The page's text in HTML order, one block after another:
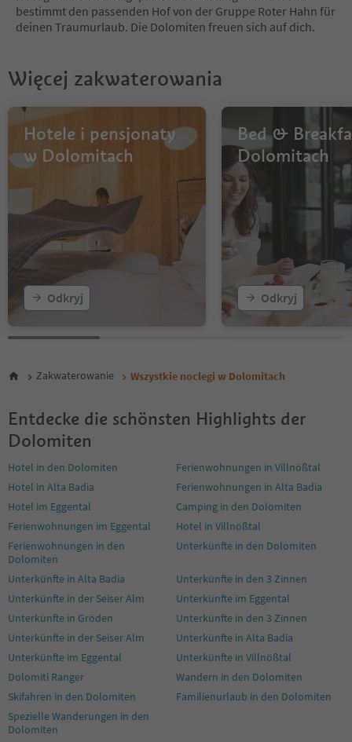
14
15
16
18
19
21
24
26
34
35
bestimmt den passenden Hof von der Gruppe Roter Hahn für
deinen Traumurlaub. Die Dolomiten freuen sich auf dich.
Więcej zakwaterowania
Hotele i pensjonaty
w Dolomitach
Odkryj
Bed &
Dolomitach
Odkryj
Zakwaterowanie Wszystkie noclegi w Dolomitach
Entdecke die schönsten Highlights der
Dolomiten
Hotel in den Dolomiten
Ferienwohnungen in Villnößtal
Hotel in Alta Badia
Ferienwohnungen in Alta Badia
Hotel im Eggental
Camping in den Dolomiten
Ferienwohnungen im Eggental
Hotel in Villnößtal
Ferienwohnungen in den
Dolomiten
Unterkünfte in den Dolomiten
Unterkünfte in Alta Badia
Unterkünfte in den 3 Zinnen
Unterkünfte in der Seiser Alm
Unterkünfte im Eggental
Unterkünfte in Gröden
Unterkünfte in den 3 Zinnen
Unterkünfte in der Seiser Alm
Unterkünfte in Alta Badia
Unterkünfte im Eggental
Unterkünfte in Villnößtal
Dolomiti Ranger
Wandern in den Dolomiten
Skifahren in den Dolomiten
Familienurlaub in den Dolomiten
Spezielle Wanderungen in den
Dolomiten